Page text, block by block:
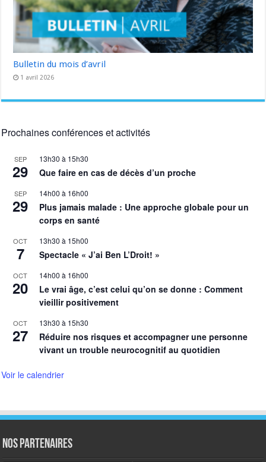
Bulletin du mois d’avril
1 avril 2026
Prochaines conférences et activités
SEP
29
13h30 à 15h30
Que faire en cas de décès d’un proche
SEP
29
14h00 à 16h00
Plus jamais malade : Une approche globale pour un
corps en santé
OCT
7
13h30 à 15h00
Spectacle « J’ai Ben L’Droit! »
OCT
20
14h00 à 16h00
Le vrai âge, c’est celui qu’on se donne : Comment
vieillir positivement
OCT
27
13h30 à 15h30
Réduire nos risques et accompagner une personne
vivant un trouble neurocognitif au quotidien
Voir le calendrier
NOS PARTENAIRES